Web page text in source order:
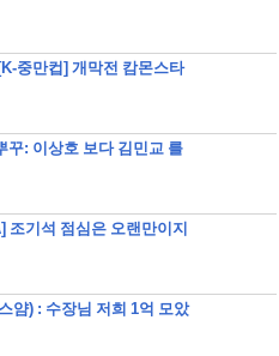
중만컵] 개막전 캄몬스타
꾸: 이상호 보다 김민교 를
기석 점심은 오랜만이지
얌) : 수장님 저희 1억 모았